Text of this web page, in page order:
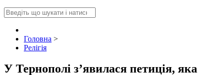
Головна >
Релігія
У Тернополі з’явилася петиція, яка